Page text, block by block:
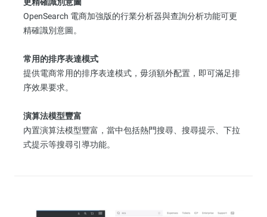
更精確識別意圖
OpenSearch 電商加強版的行業分析器與查詢分析功能可更
精確識別意圖。
常用的排序表達模式
提供電商常用的排序表達模式，毋須額外配置，即可滿足排
序效果要求。
演算法模型豐富
內置演算法模型豐富，當中包括熱門搜尋、搜尋提示、下拉
式提示等搜尋引導功能。